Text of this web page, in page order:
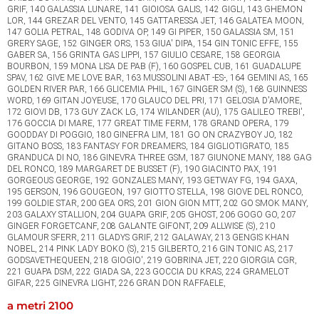
GRIF, 140 GALASSIA LUNARE, 141 GIOIOSA GALIS, 142 GIGLI, 143 GHEMON
LOR, 144 GREZAR DEL VENTO, 145 GATTARESSA JET, 146 GALATEA MOON,
147 GOLIA PETRAL, 148 GODIVA OP, 149 GI PIPER, 150 GALASSIA SM, 151
GRERY SAGE, 152 GINGER ORS, 153 GIUA' DIPA, 154 GIN TONIC EFFE, 155
GABER SA, 156 GRINTA GAS LIPPI, 157 GIULIO CESARE, 158 GEORGIA
BOURBON, 159 MONA LISA DE PAB (F), 160 GOSPEL CUB, 161 GUADALUPE
SPAV, 162 GIVE ME LOVE BAR, 163 MUSSOLINI ABAT -ES-, 164 GEMINI AS, 165
GOLDEN RIVER PAR, 166 GLICEMIA PHIL, 167 GINGER SM (S), 168 GUINNESS
WORD, 169 GITAN JOYEUSE, 170 GLAUCO DEL PRI, 171 GELOSIA D'AMORE,
172 GIOVI DB, 173 GUY ZACK LG, 174 WILANDER (AU), 175 GALILEO TREBI',
176 GOCCIA DI MARE, 177 GREAT TIME FERM, 178 GRAND OPERA, 179
GOODDAY DI POGGIO, 180 GINEFRA LIM, 181 GO ON CRAZYBOY JO, 182
GITANO BOSS, 183 FANTASY FOR DREAMERS, 184 GIGLIOTIGRATO, 185
GRANDUCA DI NO, 186 GINEVRA THREE GSM, 187 GIUNONE MANY, 188 GAG
DEL RONCO, 189 MARGARET DE BUSSET (F), 190 GIACINTO PAX, 191
GORGEOUS GEORGE, 192 GONZALES MANY, 193 GETWAY FG, 194 GAXA,
195 GERSON, 196 GOUGEON, 197 GIOTTO STELLA, 198 GIOVE DEL RONCO,
199 GOLDIE STAR, 200 GEA ORS, 201 GION GION MTT, 202 GO SMOK MANY,
203 GALAXY STALLION, 204 GUAPA GRIF, 205 GHOST, 206 GOGO GO, 207
GINGER FORGETCANF, 208 GALANTE GIFONT, 209 ALLWISE (S), 210
GLAMOUR SFERR, 211 GLADYS GRIF, 212 GALAWAY, 213 GENGIS KHAN
NOBEL, 214 PINK LADY BOKO (S), 215 GILBERTO, 216 GIN TONIC AS, 217
GODSAVETHEQUEEN, 218 GIOGIO', 219 GOBRINA JET, 220 GIORGIA CGR,
221 GUAPA DSM, 222 GIADA SA, 223 GOCCIA DU KRAS, 224 GRAMELOT
GIFAR, 225 GINEVRA LIGHT, 226 GRAN DON RAFFAELE,
a metri 2100